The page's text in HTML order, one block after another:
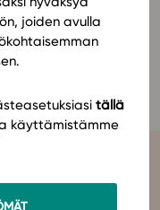
joiden avulla
tällä
käyttämistämme
avulla.
ilmoittautumiseen